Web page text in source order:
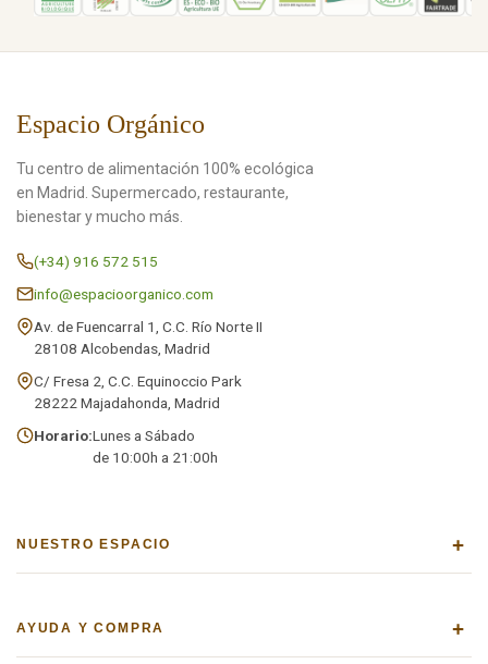
Espacio Orgánico
Tu centro de alimentación 100% ecológica
en Madrid. Supermercado, restaurante,
bienestar y mucho más.
(+34) 916 572 515
info@espacioorganico.com
Av. de Fuencarral 1, C.C. Río Norte II
28108 Alcobendas, Madrid
C/ Fresa 2, C.C. Equinoccio Park
28222 Majadahonda, Madrid
Horario:Lunes a Sábado
de 10:00h a 21:00h
NUESTRO ESPACIO +
AYUDA Y COMPRA +